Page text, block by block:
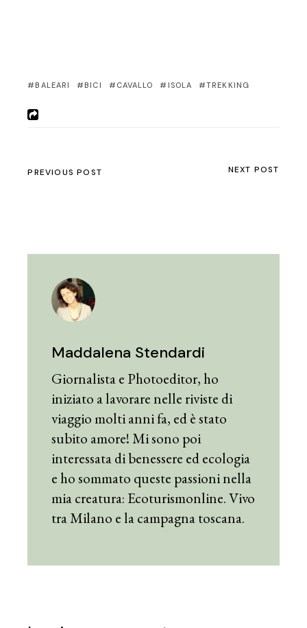
BALEARI BICI CAVALLO ISOLA TREKKING
PREVIOUS POST NEXT POST
Maddalena Stendardi
Giornalista e Photoeditor, ho
iniziato a lavorare nelle riviste di
viaggio molti anni fa, ed è stato
subito amore! Mi sono poi
interessata di benessere ed ecologia
e ho sommato queste passioni nella
mia creatura: Ecoturismonline. Vivo
tra Milano e la campagna toscana.